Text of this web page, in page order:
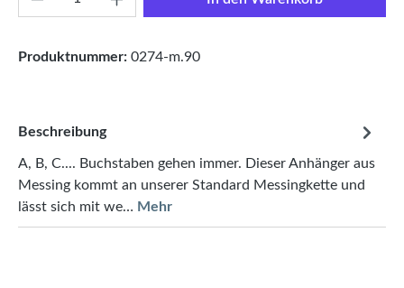
Produktnummer: 0274-m.90
Beschreibung
A, B, C.... Buchstaben gehen immer. Dieser Anhänger aus
Messing kommt an unserer Standard Messingkette und
lässt sich mit we… Mehr